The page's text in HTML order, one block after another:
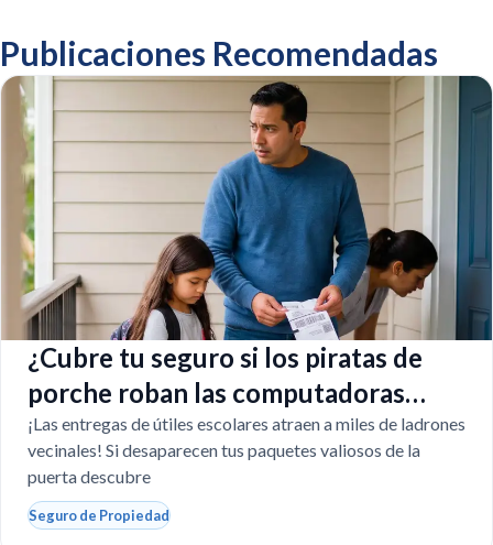
Publicaciones Recomendadas
¿Cubre tu seguro si los piratas de
porche roban las computadoras
escolares?
¡Las entregas de útiles escolares atraen a miles de ladrones
vecinales! Si desaparecen tus paquetes valiosos de la
puerta descubre
Seguro de Propiedad